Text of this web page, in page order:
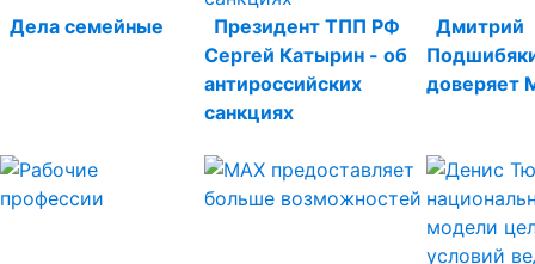
Дела семейные
Президент ТПП РФ
Сергей Катырин - об
антироссийских
санкциях
Дмитрий
доверяет